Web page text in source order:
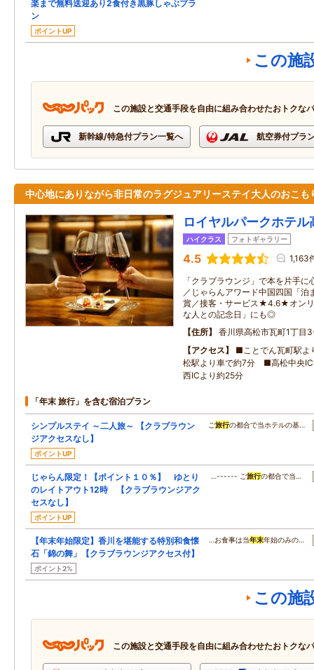
楽まで無料送迎あり2食付き黒豚しゃぶプラ
ン
ポイントUP
この施
この施設と交通手段を自由に組み合わせたおトクな
新幹線/特急付プラン一覧へ 航空券付プラ
中心地にありながら非日常のラグジュアリーステイ大人のおこも
ロイヤルパークホテル
ハイクラス フォトギャラリー
4.5 1,163
「クラブラウンジ」で本を片手
／じゃらんアワード中国四国「泊
賞／接客・サービス★4.6★オン
な人との記念日」にも◎
住所
香川県高松市瓦町1丁目
アクセス
■ことでん瓦町駅
松駅より車で約7分 ■高松中央IC
西ICより約25分
「年末 旅行」を含む宿泊プラン
シンプルステイ ～二人旅～ 【クラブラウン
ジアクセスなし】
ポイントUP
ご旅行の都合で当ホテルの基…
じゃらん限定！【ポイント１０％】 ゆとり
のレイトアウト12時 【クラブラウンジアク
セスなし】
ポイントUP
…------ ご旅行の都合で当…
【年末年始限定】香川を堪能する特別和食懐
石「錦の舞」【クラブラウンジアクセス付】
ポイント2%
…お食事は当年末年始のみの…
この施
この施設と交通手段を自由に組み合わせたおトクな